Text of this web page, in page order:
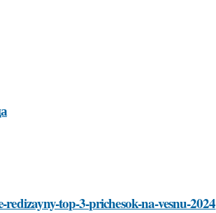
top-3-prichesok-na-vesnu-2024